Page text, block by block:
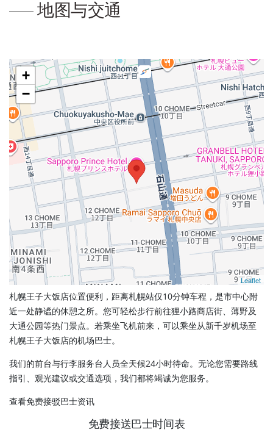
地图与交通
+
−
Leaflet
札幌王子大饭店位置便利，距离札幌站仅10分钟车程，是市中心附
近一处静谧的休憩之所。您可轻松步行前往狸小路商店街、薄野及
大通公园等热门景点。若乘坐飞机前来，可以乘坐从新千岁机场至
札幌王子大饭店的机场巴士。
我们的前台与行李服务台人员全天候24小时待命。无论您需要路线
指引、观光建议或交通选项，我们都将竭诚为您服务。
查看免费接驳巴士资讯
免费接送巴士时间表